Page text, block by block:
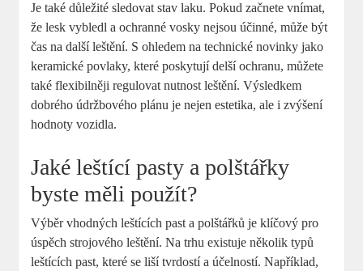
Je také důležité sledovat stav laku. Pokud začnete vnímat,
že lesk vybledl a ochranné vosky nejsou ​účinné, může být
čas ‌na další​ leštění. S ohledem‌ na technické⁣ novinky jako
keramické⁤ povlaky, ⁤které poskytují​ delší ochranu, můžete ​
také ⁣flexibilněji regulovat nutnost leštění.‍ Výsledkem
‌dobrého údržbového plánu je ⁢nejen estetika, ale i zvýšení
hodnoty ‍vozidla.
Jaké leštící pasty ⁣a polštářky⁤
byste měli použít?
Výběr vhodných leštících past a polštářků je klíčový⁤ pro
úspěch strojového ​leštění. Na trhu ‍existuje⁣ několik typů
leštících past, které se liší tvrdostí a účelností. Například,